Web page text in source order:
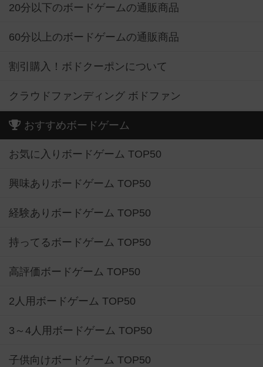
20分以下のボードゲームの通販商品
60分以上のボードゲームの通販商品
割引購入！ボドクーポンについて
クラウドファンディング ボドファン
おすすめボードゲーム
お気に入りボードゲーム TOP50
興味ありボードゲーム TOP50
経験ありボードゲーム TOP50
持ってるボードゲーム TOP50
高評価ボードゲーム TOP50
2人用ボードゲーム TOP50
3～4人用ボードゲーム TOP50
子供向けボードゲーム TOP50